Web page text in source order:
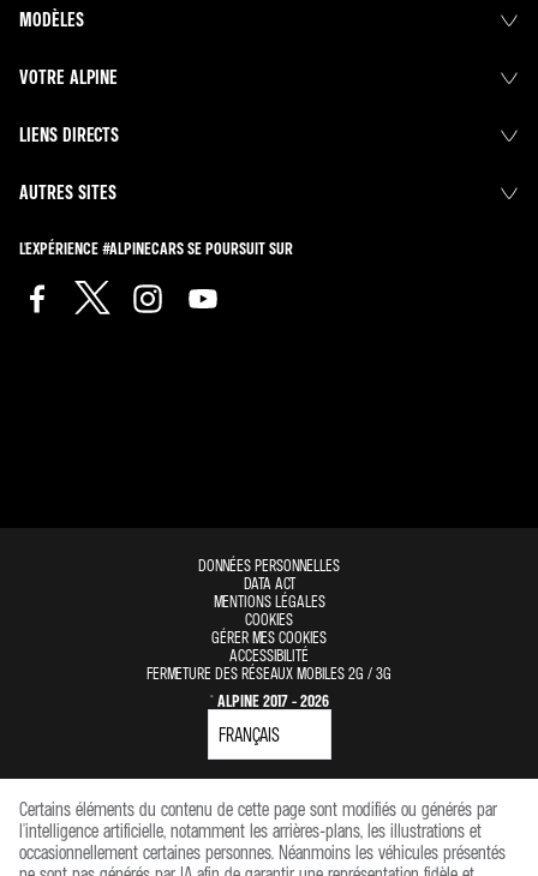
MODÈLES
VOTRE ALPINE
LIENS DIRECTS
AUTRES SITES
L'EXPÉRIENCE #ALPINECARS SE POURSUIT SUR
DONNÉES PERSONNELLES
DATA ACT
MENTIONS LÉGALES
COOKIES
GÉRER MES COOKIES
ACCESSIBILITÉ
FERMETURE DES RÉSEAUX MOBILES 2G / 3G
© ALPINE 2017 - 2026
Certains éléments du contenu de cette page sont modifiés ou générés par
l'intelligence artificielle, notamment les arrières-plans, les illustrations et
occasionnellement certaines personnes. Néanmoins les véhicules présentés